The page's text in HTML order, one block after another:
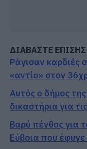
ΔΙΑΒΑΣΤΕ ΕΠΙΣΗΣ
Ράγισαν καρδιές
«αντίο» στον
Αυτός ο δήμος
δικαστήρια για
Βαρύ πένθος για
Εύβοια που